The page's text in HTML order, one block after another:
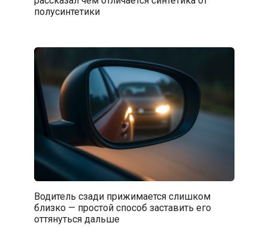
полусинтетики
Водитель сзади прижимается слишком
близко — простой способ заставить его
оттянуться дальше